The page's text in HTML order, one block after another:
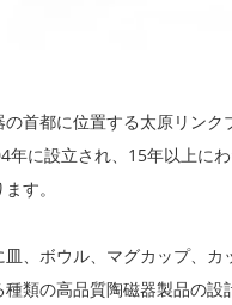
首都に位置する太原リンク
年に設立され、15年以上に
す。
皿、ボウル、マグカップ、カ
種類の高品質陶磁器製品の設